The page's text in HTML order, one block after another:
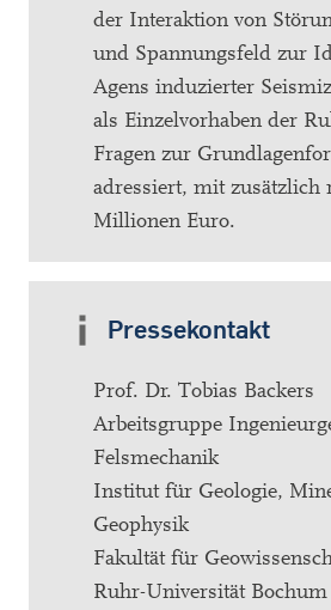
der Interaktion von
und Spannungsfeld zur
Agens induzierter
als Einzelvorhaben der
Fragen zur
adressiert, mit zusätzlich
Millionen Euro.
Pressekontakt
Prof. Dr. Tobias Backers
Arbeitsgruppe
Felsmechanik
Institut für Geologie,
Geophysik
Fakultät für
Ruhr-Universität Bochum